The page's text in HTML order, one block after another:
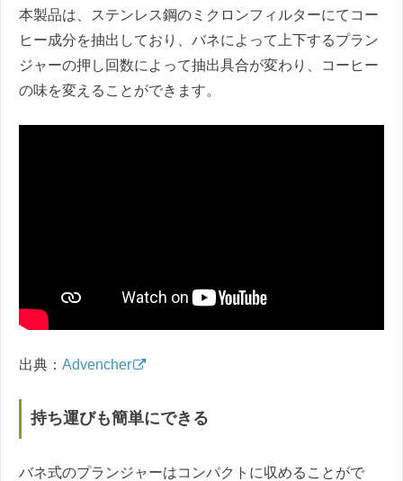
本製品は、ステンレス鋼のミクロンフィルターにてコー
ヒー成分を抽出しており、バネによって上下するプラン
ジャーの押し回数によって抽出具合が変わり、コーヒー
の味を変えることができます。
出典： Advencher
持ち運びも簡単にできる
バネ式のプランジャーはコンパクトに収めることがで